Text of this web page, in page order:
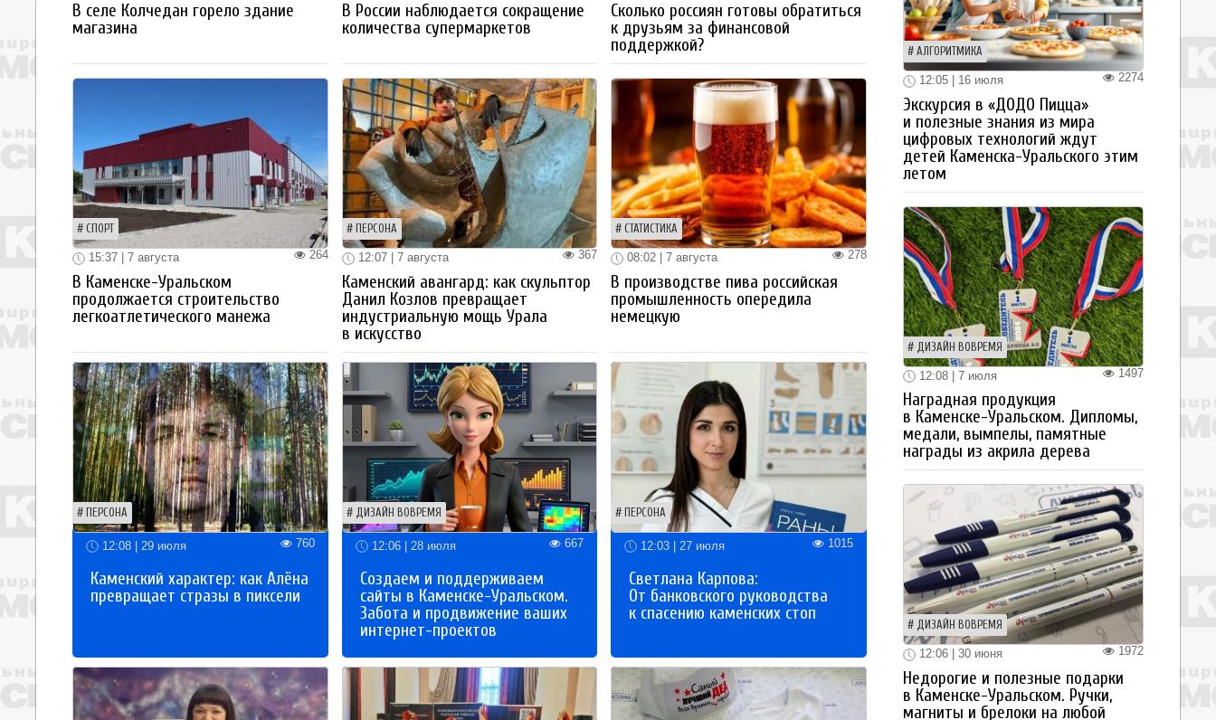
В селе Колчедан горело здание
магазина
В России наблюдается сокращение
количества супермаркетов
Сколько россиян готовы обратиться
к друзьям за финансовой
поддержкой?
СПОРТ
264
15:37 | 7 августа
В Каменске-Уральском
продолжается строительство
легкоатлетического манежа
ПЕРСОНА
367
12:07 | 7 августа
Каменский авангард: как скульптор
Данил Козлов превращает
индустриальную мощь Урала
в искусство
СТАТИСТИКА
278
08:02 | 7 августа
В производстве пива российская
промышленность опередила
немецкую
ПЕРСОНА
12:08 | 29 июля 760
Каменский характер: как Алёна
превращает стразы в пиксели
ДИЗАЙН ВОВРЕМЯ
12:06 | 28 июля 667
Создаем и поддерживаем
сайты в Каменске-Уральском.
Забота и продвижение ваших
интернет-проектов
ПЕРСОНА
12:03 | 27 июля 1015
Светлана Карпова:
От банковского руководства
к спасению каменских стоп
АЛГОРИТМИКА
2274
12:05 | 16 июля
Экскурсия в «ДОДО Пицца»
и полезные знания из мира
цифровых технологий ждут
детей Каменска-Уральского этим
летом
ДИЗАЙН ВОВРЕМЯ
1497
12:08 | 7 июля
Наградная продукция
в Каменске-Уральском. Дипломы,
медали, вымпелы, памятные
награды из акрила дерева
ДИЗАЙН ВОВРЕМЯ
1972
12:06 | 30 июня
Недорогие и полезные подарки
в Каменске-Уральском. Ручки,
магниты и брелоки на любой